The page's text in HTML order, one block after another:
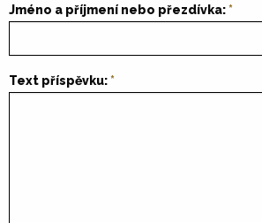
Jméno a příjmení nebo přezdívka:
Text příspěvku: